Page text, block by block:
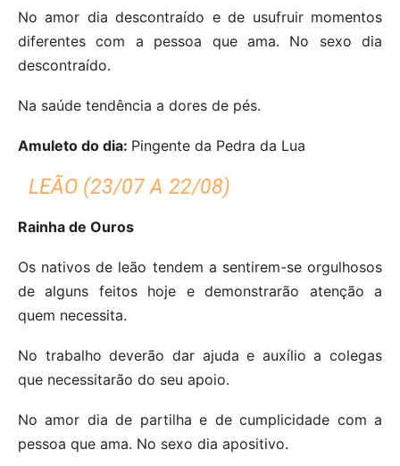
No amor dia descontraído e de usufruir momentos
diferentes com a pessoa que ama.
No sexo dia
descontraído.
Na saúde tendência a dores de pés.
Amuleto do dia: Pingente da Pedra da Lua
LEÃO (23/07 A 22/08)
Rainha de Ouros
Os nativos de leão tendem a sentirem-se orgulhosos
de alguns feitos hoje e demonstrarão atenção a
quem necessita.
No trabalho deverão dar ajuda e auxílio a colegas
que necessitarão do seu apoio.
No amor dia de partilha e de cumplicidade com a
pessoa que ama. No sexo dia apositivo.